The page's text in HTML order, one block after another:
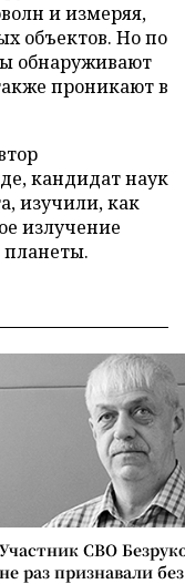
и измеряя,
объектов. Но по
обнаруживают
проникают в
кандидат наук
изучили, как
излучение
планеты.
Участник СВО
не раз признавали